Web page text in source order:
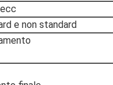
e non standard